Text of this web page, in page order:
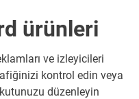
ürünleri
ve izleyicileri
kontrol edin veya
düzenleyin